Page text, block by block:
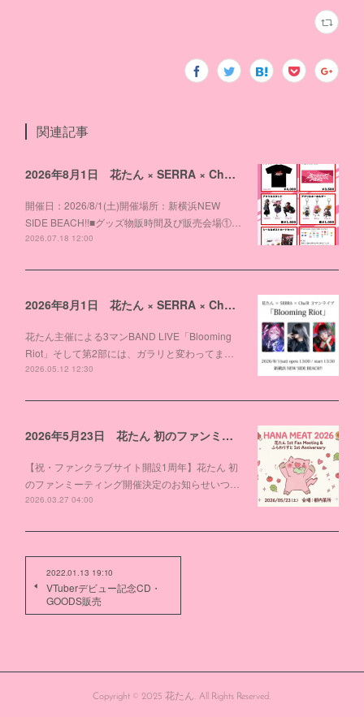
関連記事
2026年8月1日 花たん × SERRA × Cha'R 3マンライブ「Blooming Riot」物販のお知らせ
開催日：2026/8/1(土)開催場所：新横浜NEW
SIDE BEACH!!■グッズ物販時間及び販売会場①…
2026.07.18 12:00
2026年8月1日 花たん × SERRA × Cha'R 3マンライブ「Blooming Riot」開催！
花たん主催による3マンBAND LIVE「Blooming
Riot」そして第2部には、ガラリと変わってま…
2026.05.12 12:30
2026年5月23日 花たん 初のファンミーティング開催決定
【祝・ファンクラブサイト開設1周年】花たん 初
のファンミーティング開催決定のお知らせいつ…
2026.03.27 04:00
2022.01.13 19:10
VTuberデビュー記念CD・
GOODS販売
Copyright © 2025 花たん. All Rights Reserved.